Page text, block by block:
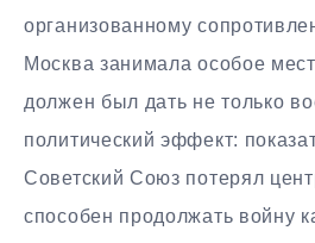
организованному
Москва занимала особое
должен был дать не только
политический эффект:
Советский Союз потерял
способен продолжать войну